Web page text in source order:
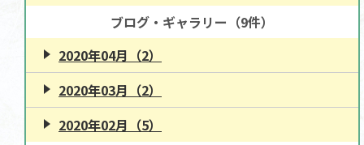
ブログ・ギャラリー（9件）
2020年04月（2）
2020年03月（2）
2020年02月（5）